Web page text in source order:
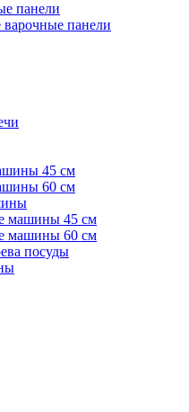
панели
панели
45 см
60 см
машины 45 см
машины 60 см
посуды